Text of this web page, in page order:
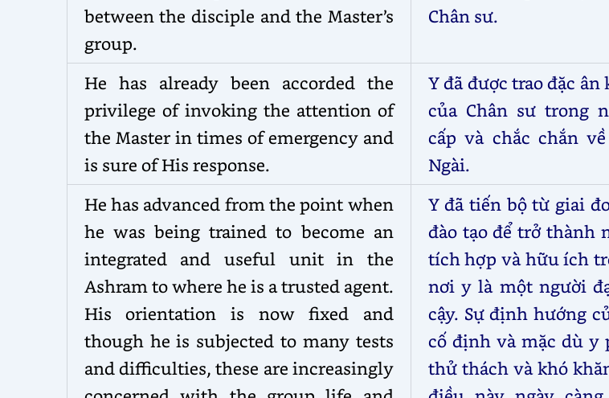
between the disciple and the Master’s
group.
Chân sư.
He has already been accorded the
privilege of invoking the attention of
the Master in times of emergency and
is sure of His response.
Y đã được trao đặc
của Chân sư trong
cấp và chắc chắn
Ngài.
He has advanced from the point when
he was being trained to become an
integrated and useful unit in the
Ashram to where he is a trusted agent.
His orientation is now fixed and
though he is subjected to many tests
and difficulties, these are increasingly
Y đã tiến bộ từ giai
đào tạo để trở thành
tích hợp và hữu ích
nơi y là một người
cậy. Sự định hướng
cố định và mặc dù y
thử thách và khó